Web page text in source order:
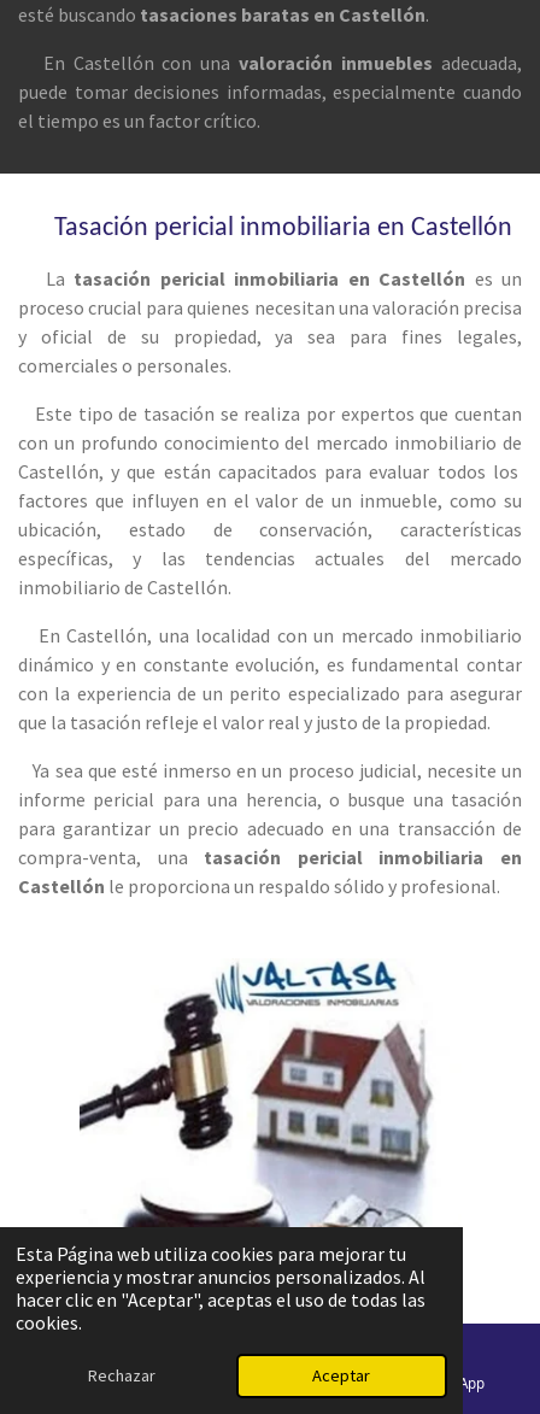
Esta Página web utiliza cookies para mejorar tu
experiencia y mostrar anuncios personalizados. Al
hacer clic en "Aceptar", aceptas el uso de todas las
cookies.
Rechazar Aceptar
esté buscando tasaciones baratas en Castellón.
En Castellón con unavaloración inmuebles adecuada,
puede tomar decisiones informadas, especialmente cuando
el tiempo es un factor crítico.
Tasación pericial inmobiliaria en Castellón
La tasación pericial inmobiliaria en Castellón es un
proceso crucial para quienes necesitan una valoración precisa
y oficial de su propiedad, ya sea para fines legales,
comerciales o personales.
Este tipo de tasación se realiza por expertos que cuentan
con un profundo conocimiento del mercado inmobiliario de
Castellón, y que están capacitados para evaluar todos los
factores que influyen en el valor de un inmueble, como su
ubicación, estado de conservación, características
específicas, y las tendencias actuales del mercado
inmobiliario de Castellón.
En Castellón, una localidad con un mercado inmobiliario
dinámico y en constante evolución, es fundamental contar
con la experiencia de un perito especializado para asegurar
que la tasación refleje el valor real y justo de la propiedad.
Ya sea que esté inmerso en un proceso judicial, necesite un
informe pericial para una herencia, o busque una tasación
para garantizar un precio adecuado en una transacción de
compra-venta, una
tasación pericial inmobiliaria en
Castellón le proporciona un respaldo sólido y profesional.
Correo electrónico Teléfono WhatsApp